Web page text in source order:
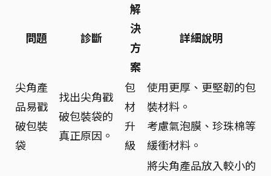
問題 診斷
解
決
方
案
詳細說明
尖角產
品易戳
破包裝
袋
找出尖角戳
破包裝袋的
真正原因。
包
材
升
級
使用更厚、更堅韌的包
裝材料。
考慮氣泡膜、珍珠棉等
緩衝材料。
將尖角產品放入較小的